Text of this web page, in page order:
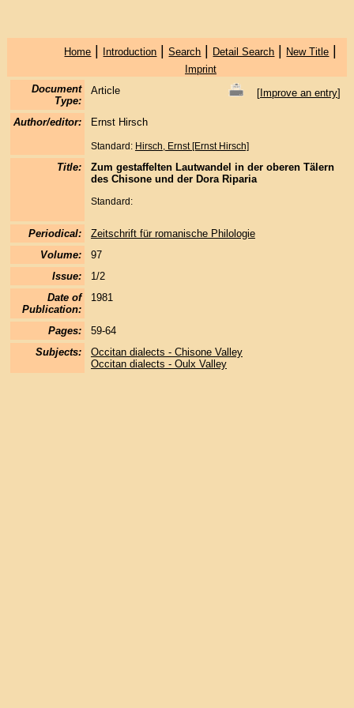
Home | Introduction |Search | Detail Search | New Title |
Imprint
Document
Type:
Article [Improve an entry]
Author/editor: Ernst Hirsch
Standard: Hirsch, Ernst [Ernst Hirsch]
Title:
Zum gestaffelten Lautwandel in der oberen Tälern
des Chisone und der Dora Riparia
Standard:
Periodical:
Zeitschrift für romanische Philologie
Volume:
97
Issue:
1/2
Date of
Publication:
1981
Pages:
59-64
Subjects:
Occitan dialects - Chisone Valley
Occitan dialects - Oulx Valley